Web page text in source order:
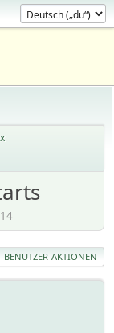
BENUTZER-AKTIONEN